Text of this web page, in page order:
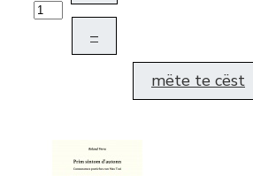
–
mëte te cëst